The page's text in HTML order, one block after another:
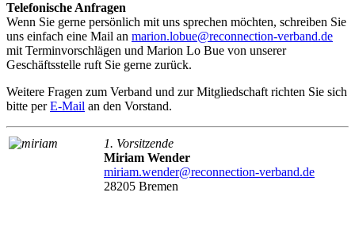
Telefonische Anfragen
Wenn Sie gerne persönlich mit uns sprechen möchten, schreiben Sie
uns einfach eine Mail an marion.lobue@reconnection-verband.de
mit Terminvorschlägen und Marion Lo Bue von unserer
Geschäftsstelle ruft Sie gerne zurück.
Weitere Fragen zum Verband und zur Mitgliedschaft richten Sie sich
bitte perE-Mail an den Vorstand.
1. Vorsitzende
Miriam Wender
miriam.wender@reconnection-verband.de
28205 Bremen